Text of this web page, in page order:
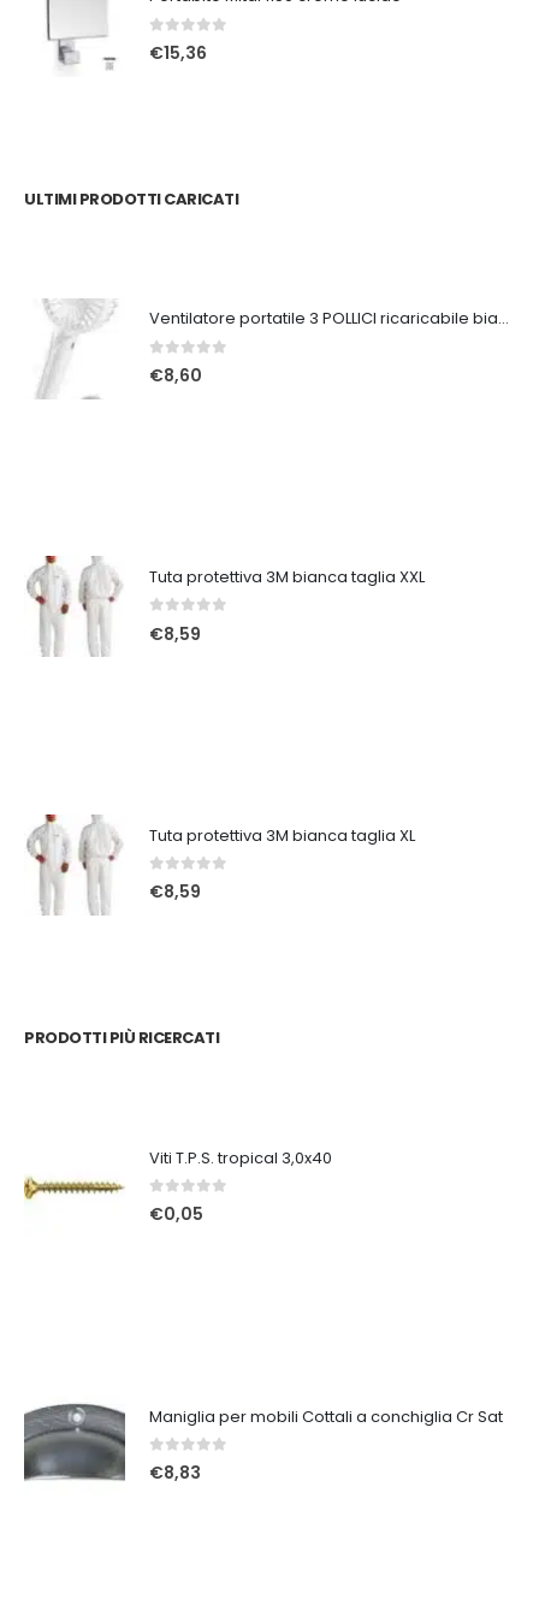
Su 5
€15,36
ULTIMI PRODOTTI CARICATI
Ventilatore portatile 3 POLLICI ricaricabile bianco
Su 5
€8,60
Tuta protettiva 3M bianca taglia XXL
Su 5
€8,59
Tuta protettiva 3M bianca taglia XL
0Su 5
€8,59
PRODOTTI PIÙ RICERCATI
Viti T.P.S. tropical 3,0x40
0Su 5
€0,05
Maniglia per mobili Cottali a conchiglia Cr Sat
0Su 5
€8,83